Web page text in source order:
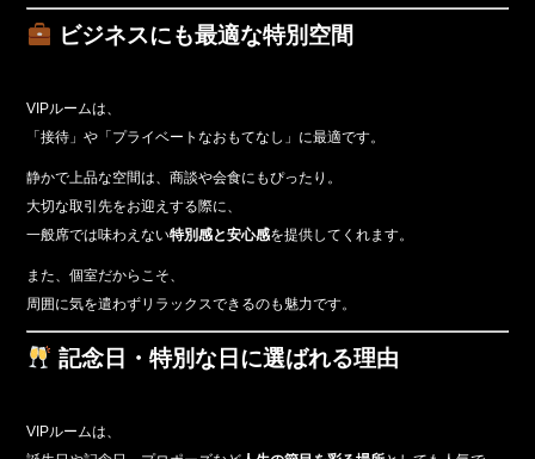
ビジネスにも最適な特別空間
VIPルームは、
「接待」や「プライベートなおもてなし」に最適です。
静かで上品な空間は、商談や会食にもぴったり。
大切な取引先をお迎えする際に、
一般席では味わえない特別感と安心感を提供してくれます。
また、個室だからこそ、
周囲に気を遣わずリラックスできるのも魅力です。
記念日・特別な日に選ばれる理由
VIPルームは、